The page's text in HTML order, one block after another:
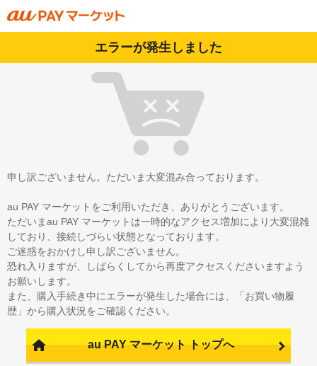
エラーが発生しました
申し訳ございません。ただいま大変混み合っております。
au PAY マーケットをご利用いただき、ありがとうございます。
ただいまau PAY マーケットは一時的なアクセス増加により大変混雑
しており、接続しづらい状態となっております。
ご迷惑をおかけし申し訳ございません。
恐れ入りますが、しばらくしてから再度アクセスくださいますよう
お願いします。
また、購入手続き中にエラーが発生した場合には、「お買い物履
歴」から購入状況をご確認ください。
au PAY マーケット トップへ